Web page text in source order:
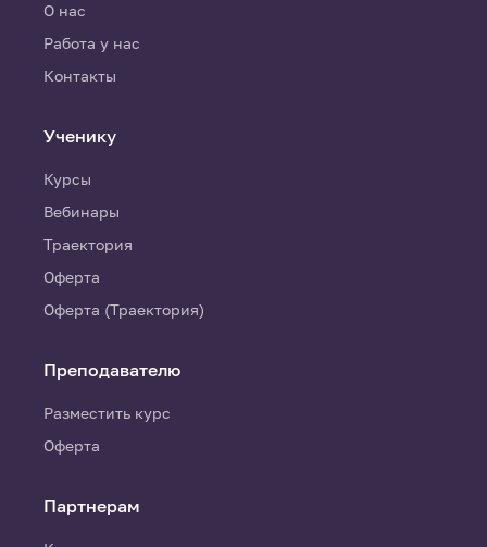
О нас
Работа у нас
Контакты
Ученику
Курсы
Вебинары
Траектория
Оферта
Оферта (Траектория)
Преподавателю
Разместить курс
Оферта
Партнерам